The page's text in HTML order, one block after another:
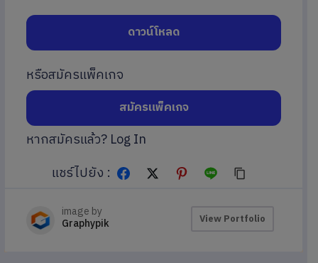
ดาวน์โหลด
หรือสมัครแพ็คเกจ
สมัครแพ็คเกจ
หากสมัครแล้ว? Log In
แชร์ไปยัง :
image by
Graphypik View Portfolio